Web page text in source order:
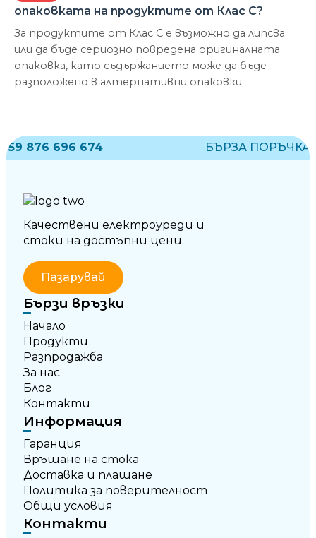
опаковката на продуктите от Клас С?
За продуктите от Клас С е възможно да липсва
или да бъде сериозно повредена оригиналната
опаковка, като съдържанието може да бъде
разположено в алтернативни опаковки.
876 696 674 БЪРЗА ПОРЪЧКА:
Качествени електроуреди и
стоки на достъпни цени.
Пазарувай
Бързи връзки
Начало
Продукти
Разпродажба
За нас
Блог
Контакти
Информация
Гаранция
Връщане на стока
Доставка и плащане
Политика за поверителност
Общи условия
Контакти